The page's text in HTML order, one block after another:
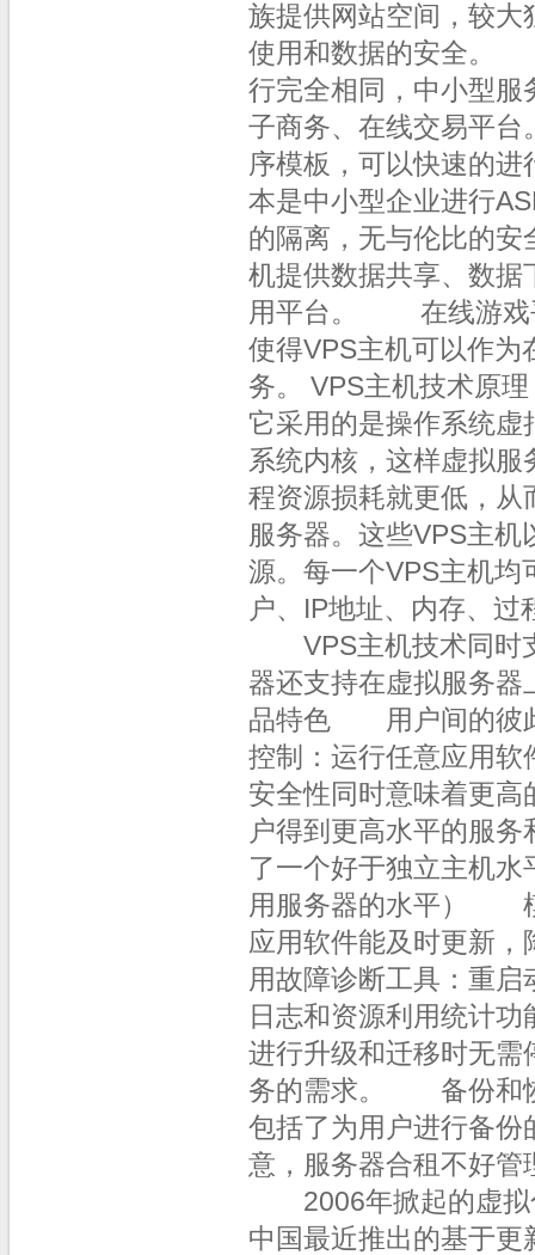
族提供网站空间，较大
使用和数据的安全
行完全相同，中小型服
子商务、在线交易
序模板，可以快速的
本是中小型企业进
的隔离，无与伦比的
机提供数据共享、数据
用平台。 在线游戏
使得VPS主机可以作为
务。 VPS主机技术原
它采用的是操作系统
系统内核，这样虚拟
程资源损耗就更低，从
服务器。这些VPS主
源。每一个VPS主机均
户、IP地址、内存、
VPS主机技术同时
器还支持在虚拟服务
品特色 用户间的彼
控制：运行任意应
安全性同时意味着
户得到更高水平的服
了一个好于独立主机
用服务器的水平）
应用软件能及时更
用故障诊断工具：重
日志和资源利用统
进行升级和迁移时无需
务的需求。 备份和
包括了为用户进行备
意，服务器合租不好管
2006年掀起的虚拟
中国最近推出的基于